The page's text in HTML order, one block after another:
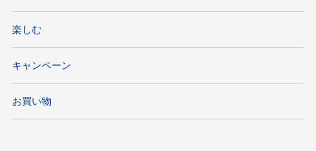
楽しむ
キャンペーン
お買い物